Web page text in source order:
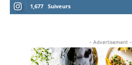
1,677 Suiveurs
- Advertisement -